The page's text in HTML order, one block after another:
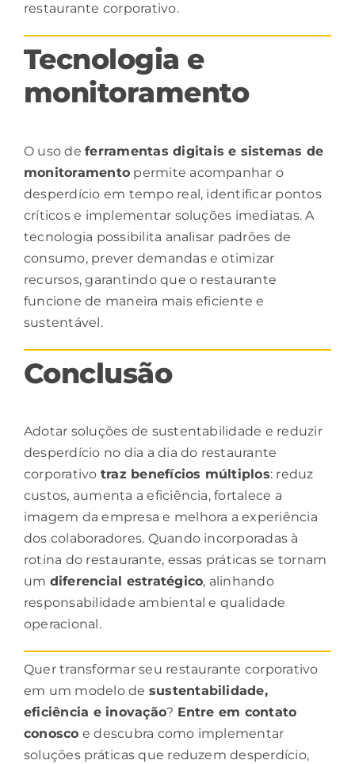
restaurante corporativo.
Tecnologia e
monitoramento
O uso deferramentasdigitais e sistemas de
monitoramento permite acompanhar o
desperdício em tempo real, identificar pontos
críticos e implementar soluções imediatas. A
tecnologia possibilita analisar padrões de
consumo, prever demandas e otimizar
recursos, garantindo que o restaurante
funcione de maneira mais eficiente e
sustentável.
Conclusão
Adotar soluções de sustentabilidade e reduzir
desperdício no dia a dia do restaurante
corporativo traz benefícios múltiplos: reduz
custos, aumenta a eficiência, fortalece a
imagem da empresa e melhora a experiência
dos colaboradores. Quando incorporadas à
rotina do restaurante, essas práticas se tornam
um diferencial estratégico, alinhando
responsabilidade ambiental e qualidade
operacional.
Quer transformar seu restaurante corporativo
em um modelo de sustentabilidade,
eficiência e inovação? Entre em contato
conosco e descubra como implementar
soluções práticas que reduzem desperdício,